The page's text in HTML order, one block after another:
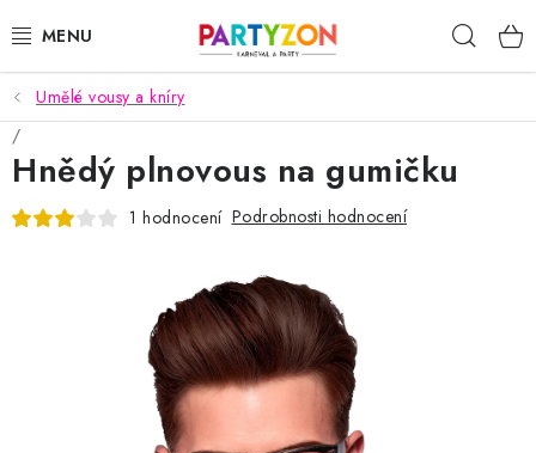
na
KARNEVALOVÉ MASKY
KARNEVALOVÉ KOSTÝMY
DOPLŇKY NA KARNEVAL
PÁRTY PODLE TÉMAT
DEKORACE A VÝZDOBA
EXKLUZIVNÍ KOSTÝMY
Umělé vousy a kníry
Hnědý plnovous na gumičku
1 hodnocení Podrobnosti hodnocení